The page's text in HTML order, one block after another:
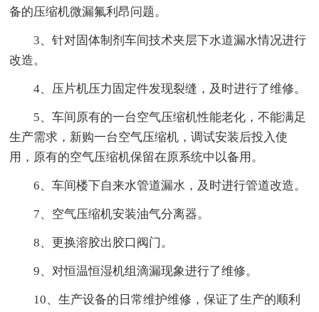
备的压缩机微漏氟利昂问题。
3、针对固体制剂车间技术夹层下水道漏水情况进行
改造。
4、压片机压力固定件发现裂缝，及时进行了维修。
5、车间原有的一台空气压缩机性能老化，不能满足
生产需求，新购一台空气压缩机，调试安装后投入使
用，原有的空气压缩机保留在原系统中以备用。
6、车间楼下自来水管道漏水，及时进行管道改造。
7、空气压缩机安装油气分离器。
8、更换溶胶出胶口阀门。
9、对恒温恒湿机组滴漏现象进行了维修。
10、生产设备的日常维护维修，保证了生产的顺利